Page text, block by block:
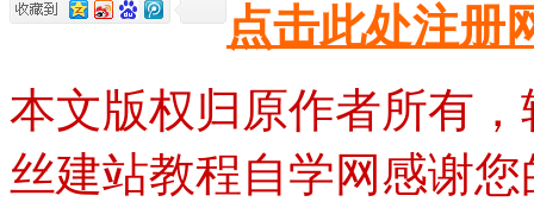
点击此处注册
本文版权归原作者所有
丝建站教程自学网感谢